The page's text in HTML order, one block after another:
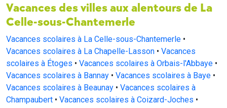
Vacances des villes aux alentours de La
Celle-sous-Chantemerle
Vacances scolaires à La Celle-sous-Chantemerle •
Vacances scolaires à La Chapelle-Lasson • Vacances
scolaires à Étoges • Vacances scolaires à Orbais-l'Abbaye •
Vacances scolaires à Bannay • Vacances scolaires à Baye •
Vacances scolaires à Beaunay • Vacances scolaires à
Champaubert • Vacances scolaires à Coizard-Joches •